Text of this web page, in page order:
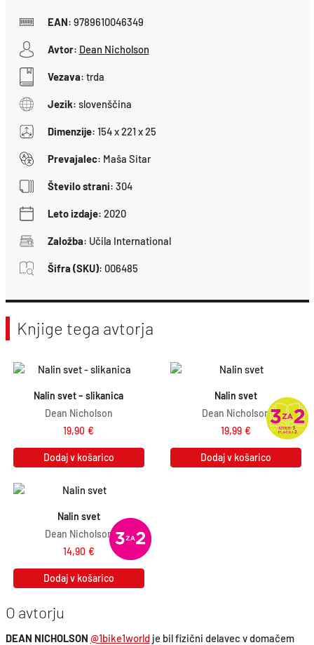
EAN: 9789610046349
Avtor: Dean Nicholson
Vezava: trda
Jezik: slovenščina
Dimenzije: 154 x 221 x 25
Prevajalec: Maša Sitar
Število strani: 304
Leto izdaje: 2020
Založba: Učila International
Šifra (SKU): 006485
Knjige tega avtorja
Nalin svet – slikanica
Dean Nicholson
19,90 €
Dodaj v košarico
Nalin svet
Dean Nicholson
19,99 €
Dodaj v košarico
Nalin svet
Dean Nicholson
14,90 €
Dodaj v košarico
O avtorju
DEAN NICHOLSON @1bike1world je bil fizični delavec v domačem